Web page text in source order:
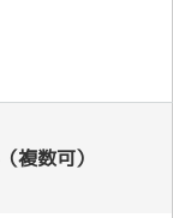
複数可）